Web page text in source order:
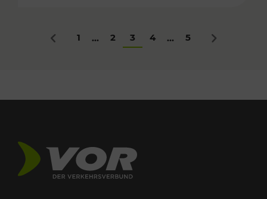
Zurück
1 ... 2 3 4 ... 5 Nächstes